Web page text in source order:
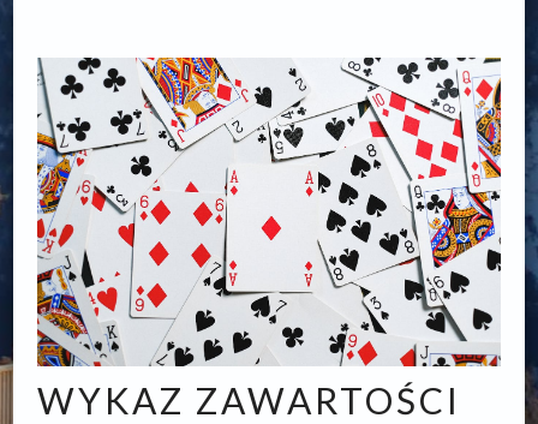
WYKAZ ZAWARTOŚCI